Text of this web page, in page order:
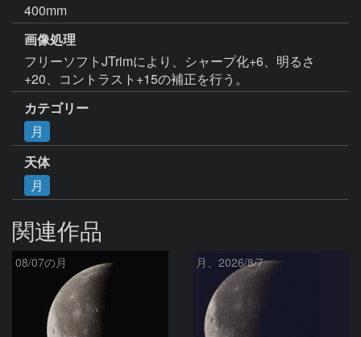
400mm
画像処理
フリーソフトJTrimにより、シャープ化+6、明るさ
+20、コントラスト+15の補正を行う。
カテゴリー
月
天体
月
関連作品
08/07の月 月、2026/8/7